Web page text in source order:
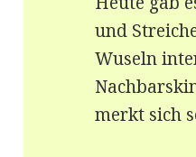
und
Wuseln
merkt sich